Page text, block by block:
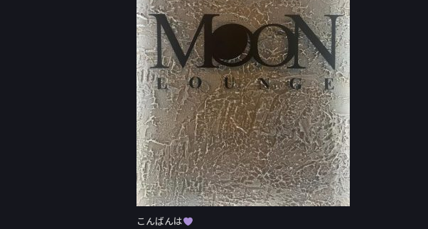
o
o
k
こんばんは